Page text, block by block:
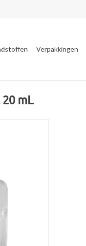
Verpakkingen
mL